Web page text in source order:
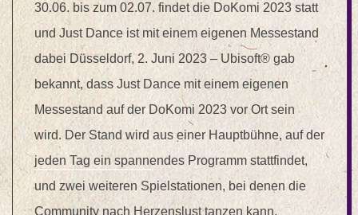
30.06. bis zum 02.07. findet die DoKomi 2023 statt
und Just Dance ist mit einem eigenen Messestand
dabei Düsseldorf, 2. Juni 2023 – Ubisoft® gab
bekannt, dass Just Dance mit einem eigenen
Messestand auf der DoKomi 2023 vor Ort sein
wird. Der Stand wird aus einer Hauptbühne, auf der
jeden Tag ein spannendes Programm stattfindet,
und zwei weiteren Spielstationen, bei denen die
Community nach Herzenslust tanzen kann,